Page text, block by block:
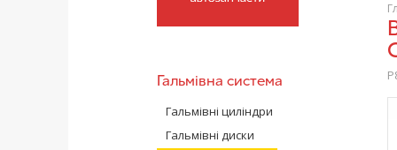
Гальмівна система
Гальмівні циліндри
Гальмівні диски
Brembo P85135